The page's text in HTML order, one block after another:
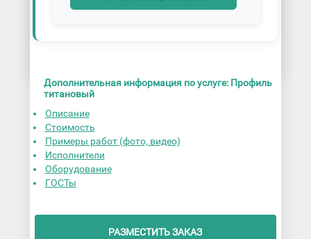
Дополнительная информация по услуге: Профиль
титановый
Описание
Стоимость
Примеры работ (фото, видео)
Исполнители
Оборудование
ГОСТы
РАЗМЕСТИТЬ ЗАКАЗ